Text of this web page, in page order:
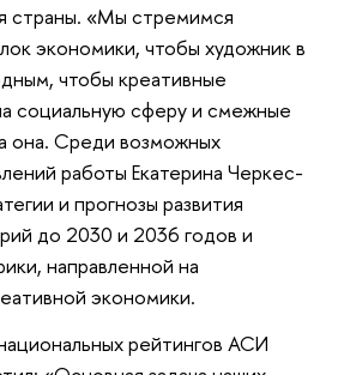
страны. «Мы стремимся
экономики, чтобы художник в
чтобы креативные
социальную сферу и смежные
она. Среди возможных
работы Екатерина Черкес-
и прогнозы развития
до 2030 и 2036 годов и
направленной на
экономики.
рейтингов АСИ